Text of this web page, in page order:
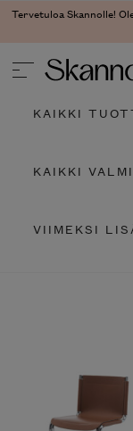
Tervetuloa Skannolle!
Type 2 or more
KAIKKI
KAIKKI
VIIMEKSI